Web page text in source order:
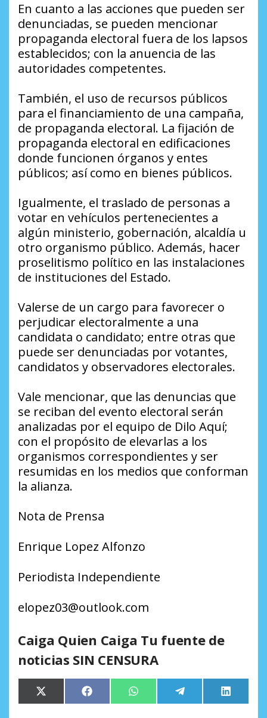
En cuanto a las acciones que pueden ser
denunciadas, se pueden mencionar
propaganda electoral fuera de los lapsos
establecidos; con la anuencia de las
autoridades competentes.
También, el uso de recursos públicos
para el financiamiento de una campaña,
de propaganda electoral. La fijación de
propaganda electoral en edificaciones
donde funcionen órganos y entes
públicos; así como en bienes públicos.
Igualmente, el traslado de personas a
votar en vehículos pertenecientes a
algún ministerio, gobernación, alcaldía u
otro organismo público. Además, hacer
proselitismo político en las instalaciones
de instituciones del Estado.
Valerse de un cargo para favorecer o
perjudicar electoralmente a una
candidata o candidato; entre otras que
puede ser denunciadas por votantes,
candidatos y observadores electorales.
Vale mencionar, que las denuncias que
se reciban del evento electoral serán
analizadas por el equipo de Dilo Aquí;
con el propósito de elevarlas a los
organismos correspondientes y ser
resumidas en los medios que conforman
la alianza.
Nota de Prensa
Enrique Lopez Alfonzo
Periodista Independiente
elopez03@outlook.com
Caiga Quien Caiga Tu fuente de
noticias SIN CENSURA
Compartir
en
X
(Twitter)
Compartir
en
Facebook Compartir
en
WhatsApp Compartir
en
Telegram
en
LinkedIn